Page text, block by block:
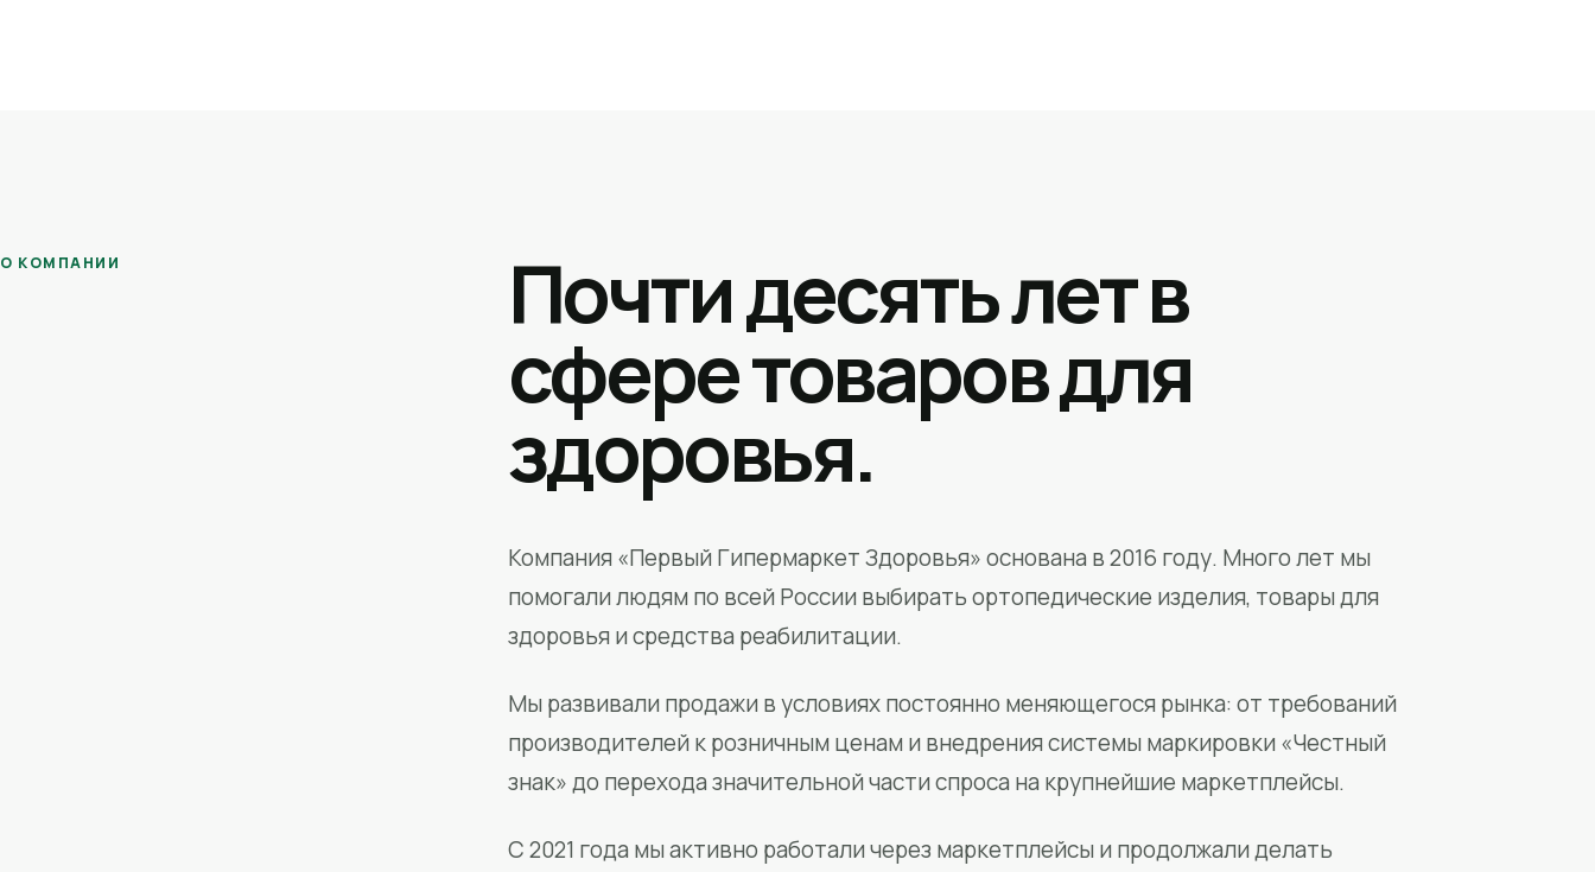
О КОМПАНИИ Почти десять лет в
сфере товаров для
здоровья.
Компания «Первый Гипермаркет Здоровья» основана в 2016 году. Много лет мы
помогали людям по всей России выбирать ортопедические изделия, товары для
здоровья и средства реабилитации.
Мы развивали продажи в условиях постоянно меняющегося рынка: от требований
производителей к розничным ценам и внедрения системы маркировки «Честный
знак» до перехода значительной части спроса на крупнейшие маркетплейсы.
С 2021 года мы активно работали через маркетплейсы и продолжали делать